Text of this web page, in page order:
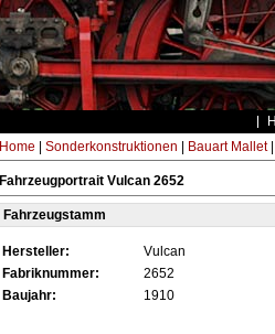
Home Sonderkonstruktionen Bauart Mallet
Fahrzeugportrait Vulcan 2652
Fahrzeugstamm
Hersteller:
Vulcan
Fabriknummer:
2652
Baujahr:
1910